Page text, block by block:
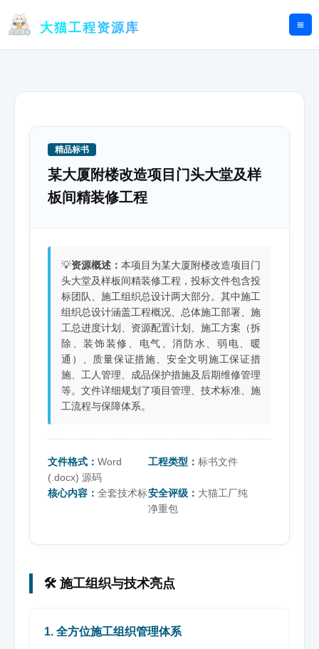
大猫工程资源库
精品标书
某大厦附楼改造项目门头大堂及样
板间精装修工程
💡资源概述： 本项目为某大厦附楼改造项目门
头大堂及样板间精装修工程，投标文件包含投
标团队、施工组织总设计两大部分。其中施工
组织总设计涵盖工程概况、总体施工部署、施
工总进度计划、资源配置计划、施工方案（拆
除、装饰装修、电气、消防水、弱电、暖
通）、质量保证措施、安全文明施工保证措
施、工人管理、成品保护措施及后期维修管理
等。文件详细规划了项目管理、技术标准、施
工流程与保障体系。
文件格式： Word
(.docx) 源码
工程类型：标书文件
核心内容： 全套技术标安全评级： 大猫工厂纯
净重包
🛠️ 施工组织与技术亮点
1. 全方位施工组织管理体系